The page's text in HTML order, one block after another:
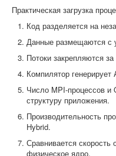
Практическая загрузка
Код разделяется на
Данные размещаются с
Потоки закрепляются
Компилятор генерирует
Число MPI-процессов и
структуру приложения.
Производительность
Hybrid.
Сравнивается скорость
физическое ядро.